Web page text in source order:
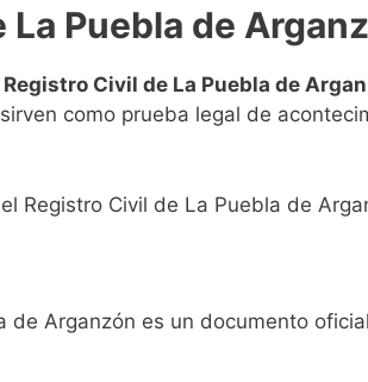
Puebla de
Registro Civil de La Puebla de
como prueba legal de
Registro Civil de La Puebla de
Arganzón es un documento